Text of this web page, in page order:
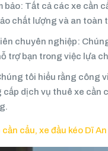
bảo: Tất cả các xe cần
chất lượng và an toàn
chuyên nghiệp:
trợ bạn trong việc lựa
tôi hiểu rằng công
dịch vụ thuê xe cần
cẩu, xe đầu kéo Dĩ